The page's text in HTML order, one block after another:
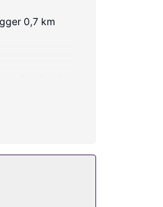
0,7 km
på helger